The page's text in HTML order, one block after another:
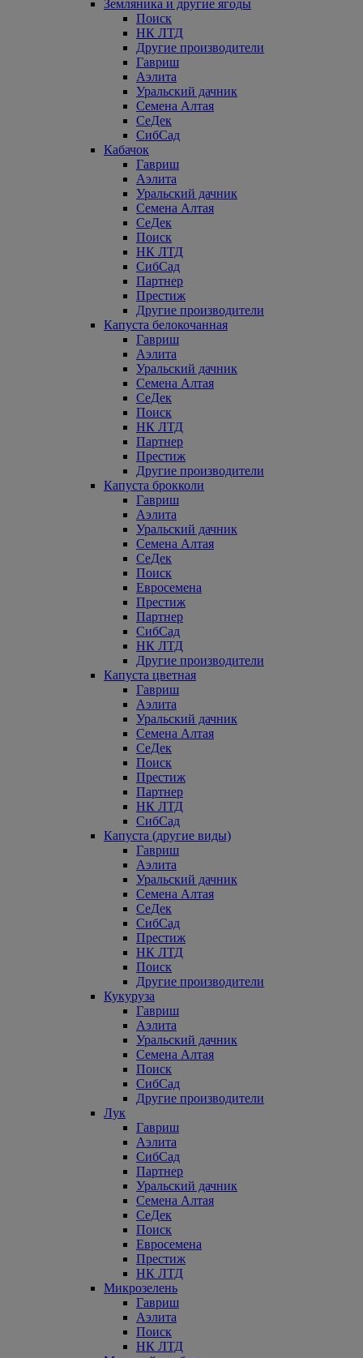
Земляника и другие ягоды
Поиск
НК ЛТД
Другие производители
Гавриш
Аэлита
Уральский дачник
Семена Алтая
СеДек
СибСад
Кабачок
Гавриш
Аэлита
Уральский дачник
Семена Алтая
СеДек
Поиск
НК ЛТД
СибСад
Партнер
Престиж
Другие производители
Капуста белокочанная
Гавриш
Аэлита
Уральский дачник
Семена Алтая
СеДек
Поиск
НК ЛТД
Партнер
Престиж
Другие производители
Капуста брокколи
Гавриш
Аэлита
Уральский дачник
Семена Алтая
СеДек
Поиск
Евросемена
Престиж
Партнер
СибСад
НК ЛТД
Другие производители
Капуста цветная
Гавриш
Аэлита
Уральский дачник
Семена Алтая
СеДек
Поиск
Престиж
Партнер
НК ЛТД
СибСад
Капуста (другие виды)
Гавриш
Аэлита
Уральский дачник
Семена Алтая
СеДек
СибСад
Престиж
НК ЛТД
Поиск
Другие производители
Кукуруза
Гавриш
Аэлита
Уральский дачник
Семена Алтая
Поиск
СибСад
Другие производители
Лук
Гавриш
Аэлита
СибСад
Партнер
Уральский дачник
Семена Алтая
СеДек
Поиск
Евросемена
Престиж
НК ЛТД
Микрозелень
Гавриш
Аэлита
Поиск
НК ЛТД